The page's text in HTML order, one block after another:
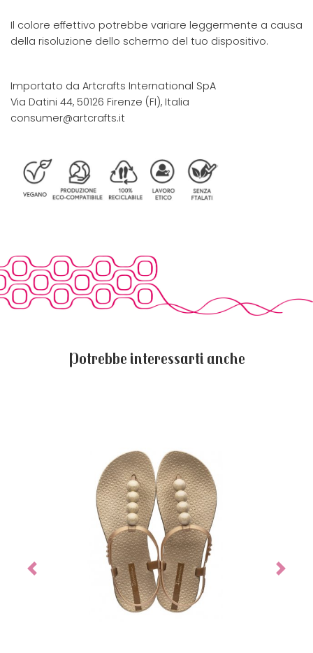
Il colore effettivo potrebbe variare leggermente a causa
della risoluzione dello schermo del tuo dispositivo.
Importato da Artcrafts International SpA
Via Datini 44, 50126 Firenze (FI), Italia
consumer@artcrafts.it
Potrebbe interessarti anche
Previous Next